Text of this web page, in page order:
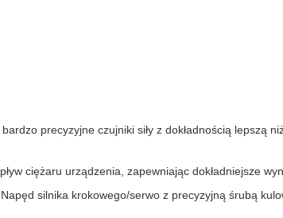
precyzyjne czujniki siły z dokładnością lepszą
ciężaru urządzenia, zapewniając dokładniejsze
Napęd silnika krokowego/serwo z precyzyjną śrubą